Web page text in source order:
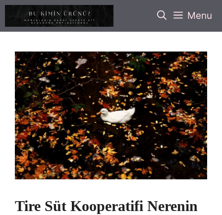
İçeriğe
Menu
Tire Süt Kooperatifi Nerenin